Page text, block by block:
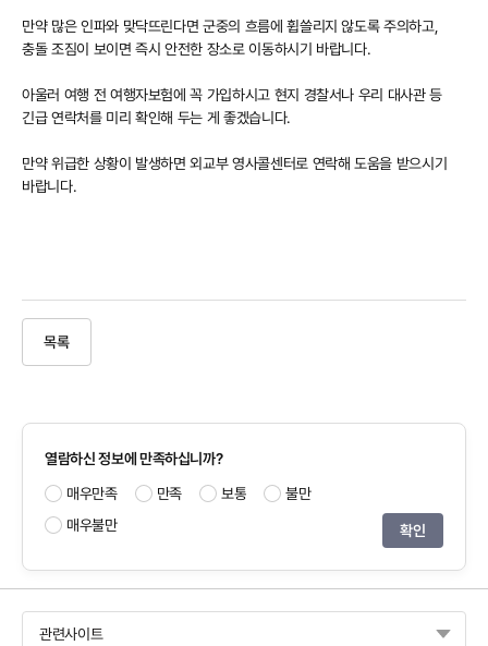
만약 많은 인파와 맞닥뜨린다면 군중의 흐름에 휩쓸리지 않도록 주의하고,
충돌 조짐이 보이면 즉시 안전한 장소로 이동하시기 바랍니다.
아울러 여행 전 여행자보험에 꼭 가입하시고 현지 경찰서나 우리 대사관 등
긴급 연락처를 미리 확인해 두는 게 좋겠습니다.
만약 위급한 상황이 발생하면 외교부 영사콜센터로 연락해 도움을 받으시기
바랍니다.
목록
열람하신 정보에 만족하십니까?
매우만족
만족 보통
불만
매우불만
관련사이트